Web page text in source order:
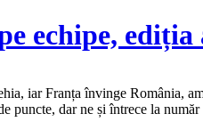
echipe, ediția
iar Franța învinge România,
puncte, dar ne și întrece la